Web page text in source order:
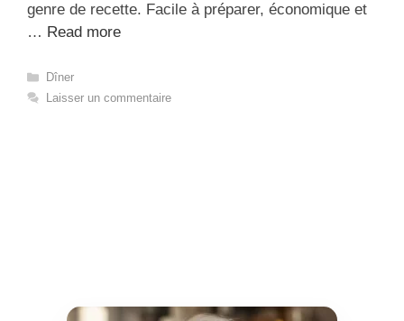
genre de recette. Facile à préparer, économique et
… Read more
Catégories
Dîner
Laisser un commentaire